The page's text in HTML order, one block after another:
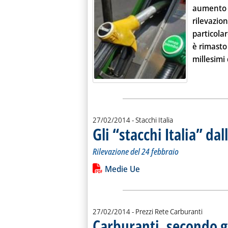
è
millesimi
27/02/2014- Stacchi Italia
Gli “stacchi Italia”
Rilevazione del 24 febbraio
Leggi tutta la notizia: 'Gli “stacchi
Lista allegati PDF alla
Medie Ue
27/02/2014- Prezzi Rete Carburanti